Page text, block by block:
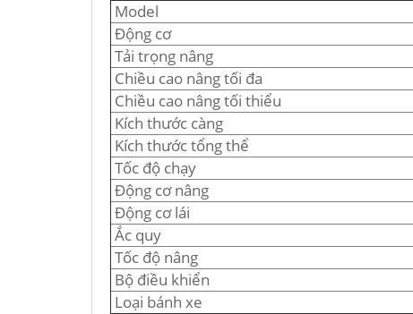
Model
Động cơ
Tải trọng nâng
Chiều cao nâng tối đa
Chiều cao nâng tối thiểu
Kích thước càng
Kích thước tổng thể
Tốc độ chạy
Động cơ nâng
Động cơ lái
Ắc quy
Tốc độ nâng
Bộ điều khiển
Loại bánh xe